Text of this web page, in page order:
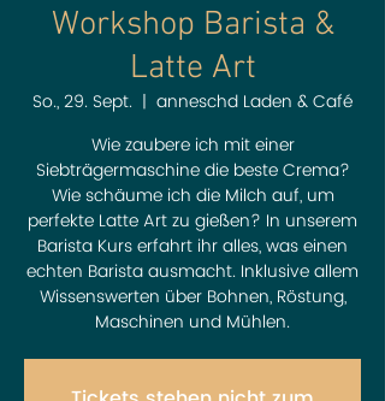
Workshop Barista &
Latte Art
So., 29. Sept.
  |
anneschd Laden & Café
Wie zaubere ich mit einer
Siebträgermaschine die beste Crema?
Wie schäume ich die Milch auf, um
perfekte Latte Art zu gießen? In unserem
Barista Kurs erfahrt ihr alles, was einen
echten Barista ausmacht. Inklusive allem
Wissenswerten über Bohnen, Röstung,
Maschinen und Mühlen.